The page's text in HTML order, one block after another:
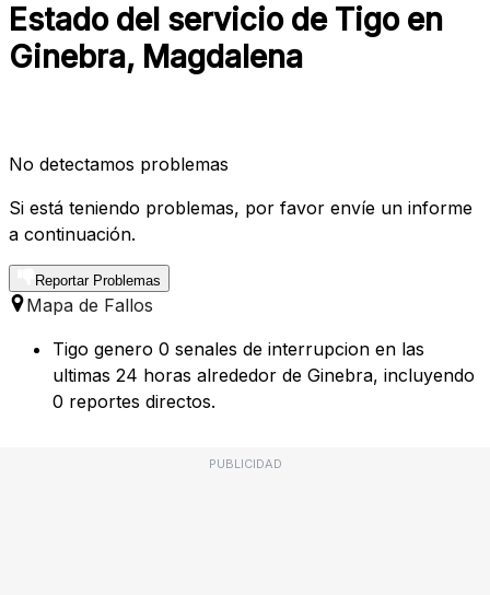
Estado del servicio de Tigo en
Ginebra, Magdalena
No detectamos problemas
Si está teniendo problemas, por favor envíe un informe
a continuación.
Reportar Problemas
Mapa de Fallos
Tigo genero 0 senales de interrupcion en las
ultimas 24 horas alrededor de Ginebra, incluyendo
0 reportes directos.
PUBLICIDAD